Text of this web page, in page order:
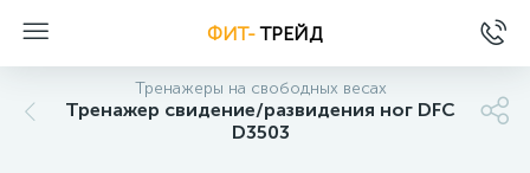
ФИТ-ТРЕЙД
Тренажеры на свободных весах
Тренажер свидение/развидения ног DFC
D3503